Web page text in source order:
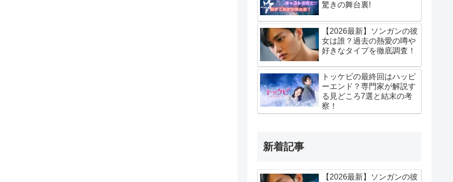
驚きの舞台裏!
【2026最新】ソンガンの彼
女は誰？過去の熱愛の噂や
好きなタイプを徹底調査！
トッケビの最終回はハッピ
ーエンド？専門家が解説す
る見どころ7選と結末の考
察！
新着記事
【2026最新】ソンガンの彼